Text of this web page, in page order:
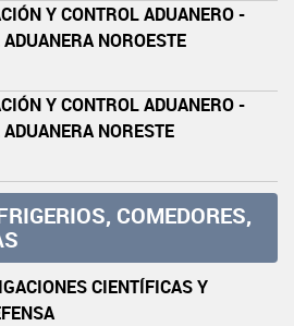
Y CONTROL ADUANERO -
NOROESTE
Y CONTROL ADUANERO -
NORESTE
COMEDORES,
CIENTÍFICAS Y